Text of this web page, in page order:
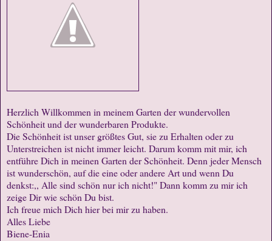
Herzlich Willkommen in meinem Garten der wundervollen
Schönheit und der wunderbaren Produkte.
Die Schönheit ist unser größtes Gut, sie zu Erhalten oder zu
Unterstreichen ist nicht immer leicht. Darum komm mit mir, ich
entführe Dich in meinen Garten der Schönheit. Denn jeder Mensch
ist wunderschön, auf die eine oder andere Art und wenn Du
denkst:,, Alle sind schön nur ich nicht!" Dann komm zu mir ich
zeige Dir wie schön Du bist.
Ich freue mich Dich hier bei mir zu haben.
Alles Liebe
Biene-Enia